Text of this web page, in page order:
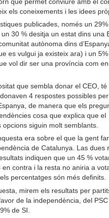
que permet conviure amb el
els coneixements i les idees
publicades, només un
30 % desitja un estat dins una
autònoma dins
es vulgui ja existeix ara) i un
vol dir ser una província com
que sembla donar el CEO, té
4 respostes possibles
de manera que els
cosa que explica que el
siguin molt semblants.
era sobre el que la gent
de Catalunya. Las dues
indiquen que un 45 %
contra i la resta no aniria a
percentatges són més definits.
mirem els resultats per
de la independència, del
de SI.